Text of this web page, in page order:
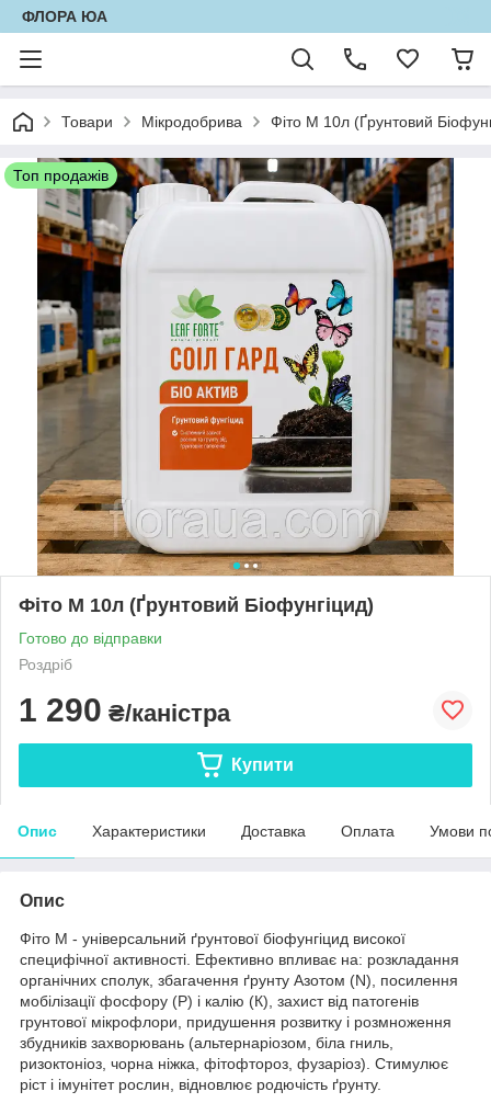
ФЛОРА ЮА
Товари Мікродобрива Фіто М 10л (Ґрунтовий
Топ продажів
Фіто М 10л (Ґрунтовий Біофунгіцид)
Готово до відправки
Роздріб
1 290 ₴/каністра
Купити
Опис Характеристики Доставка Оплата Умови
Опис
Фіто М - універсальний ґрунтової біофунгіцид високої
специфічної активності. Ефективно впливає на: розкладання
органічних сполук, збагачення ґрунту Азотом (N), посилення
мобілізації фосфору (Р) і калію (К), захист від патогенів
грунтової мікрофлори, придушення розвитку і розмноження
збудників захворювань (альтернаріозом, біла гниль,
ризоктоніоз, чорна ніжка, фітофтороз, фузаріоз). Стимулює
ріст і імунітет рослин, відновлює родючість ґрунту.